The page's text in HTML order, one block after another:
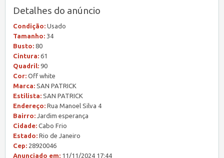
Detalhes do anúncio
Condição: Usado
Tamanho: 34
Busto: 80
Cintura: 61
Quadril: 90
Cor: Off white
Marca: SAN PATRICK
Estilista: SAN PATRICK
Endereço: Rua Manoel Silva 4
Bairro: Jardim esperança
Cidade: Cabo Frio
Estado: Rio de Janeiro
Cep: 28920046
Anunciado em: 11/11/2024 17:44